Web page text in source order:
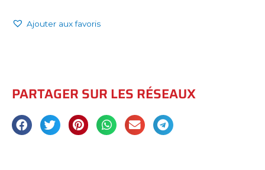
Vert Ajouter aux favoris
PARTAGER SUR LES RÉSEAUX